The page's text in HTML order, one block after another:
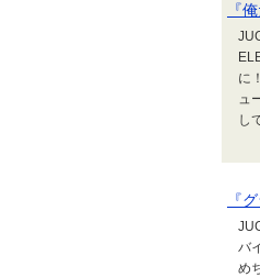
『
に
ュ
し
『
バ
め